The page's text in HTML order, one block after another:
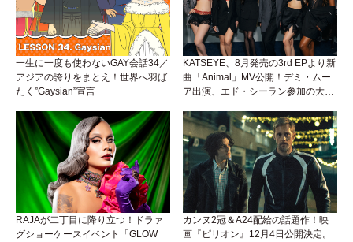
一生に一度も使わないGAY会話34／
アジアの誇りをまとえ！世界へ羽ば
たく”Gaysian”宣言
KATSEYE、8月発売の3rd EPより新
曲「Animal」MV公開！デミ・ムー
ア出演、エド・シーラン参加の大胆
RAJAが二丁目に降り立つ！ドラァ
グショーケースイベント「GLOW
カンヌ2冠＆A24配給の話題作！映
画『ピリオン』12月4日公開決定。